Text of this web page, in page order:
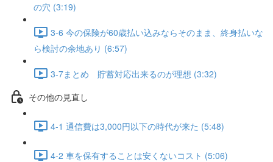
の穴 (3:19)
3-6 今の保険が60歳払い込みならそのまま、終身払いな
ら検討の余地あり (6:57)
3-7まとめ 貯蓄対応出来るのが理想 (3:32)
その他の見直し
4-1 通信費は3,000円以下の時代が来た (5:48)
4-2 車を保有することは安くないコスト (5:06)